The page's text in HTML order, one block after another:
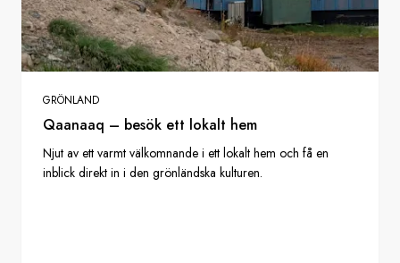
GRÖNLAND
Qaanaaq – besök ett lokalt hem
Njut av ett varmt välkomnande i ett lokalt hem och få en
inblick direkt in i den grönländska kulturen.